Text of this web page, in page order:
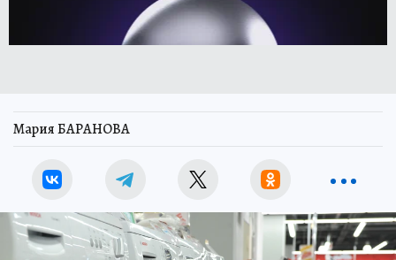
Мария БАРАНОВА